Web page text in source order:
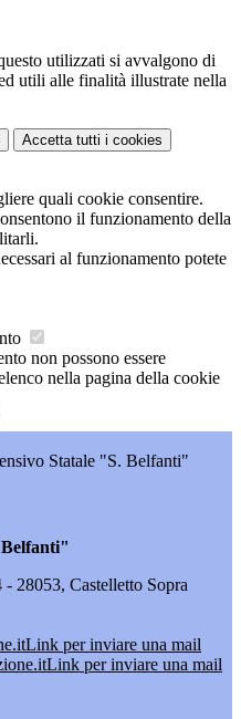
utilizzati si avvalgono di
utili alle finalità illustrate nella
Accetta tutti i cookies
quali cookie consentire.
il funzionamento della
al funzionamento potete
non possono essere
nella pagina della cookie
Statale "S. Belfanti"
28053, Castelletto Sopra
Link per inviare una mail
Link per inviare una mail